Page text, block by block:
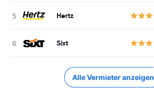
Hertz
Sixt
Alle Vermieter anzeigen